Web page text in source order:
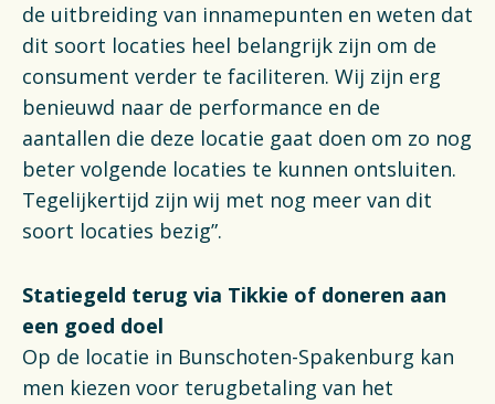
de uitbreiding van innamepunten en weten dat
dit soort locaties heel belangrijk zijn om de
consument verder te faciliteren. Wij zijn erg
benieuwd naar de performance en de
aantallen die deze locatie gaat doen om zo nog
beter volgende locaties te kunnen ontsluiten.
Tegelijkertijd zijn wij met nog meer van dit
soort locaties bezig”.
Statiegeld terug via Tikkie of doneren aan
een goed doel
Op de locatie in Bunschoten-Spakenburg kan
men kiezen voor terugbetaling van het